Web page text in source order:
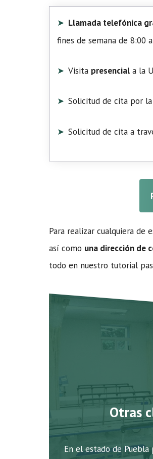
Llamada telefónica
fines de semana de 8:00
Visita presencial a la
Solicitud de cita por la
Solicitud de cita a
Para realizar cualquiera de
así como una dirección de
todo en nuestro tutorial
Otras
En el estado de